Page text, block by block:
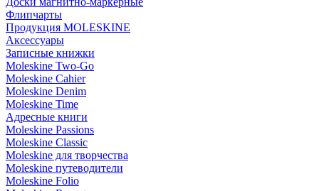
Флипчарты
Продукция MOLESKINE
Аксессуары
Записные книжки
Moleskine Two-Go
Moleskine Cahier
Moleskine Denim
Moleskine Time
Адресные книги
Moleskine Passions
Moleskine Classic
Moleskine для творчества
Moleskine путеводители
Moleskine Folio